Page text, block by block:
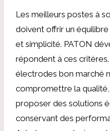
Les meilleurs postes à
doivent offrir un
et simplicité. PATON
répondent à ces
électrodes bon marché
compromettre la
proposer des solutions
conservant des